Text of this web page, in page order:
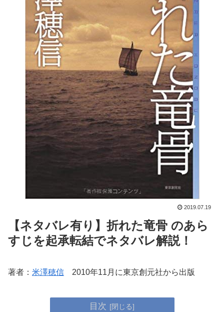
2019.07.19
【ネタバレ有り】折れた竜骨 のあら
すじを起承転結でネタバレ解説！
著者： 米澤穂信 2010年11月に東京創元社から出版
目次